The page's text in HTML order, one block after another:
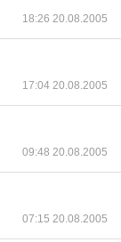
18:26 20.08.2005
17:04 20.08.2005
09:48 20.08.2005
07:15 20.08.2005